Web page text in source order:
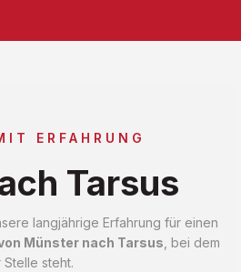
ERFAHRUNG
Tarsus
langjährige Erfahrung für einen
Münster nach Tarsus , bei dem
steht.